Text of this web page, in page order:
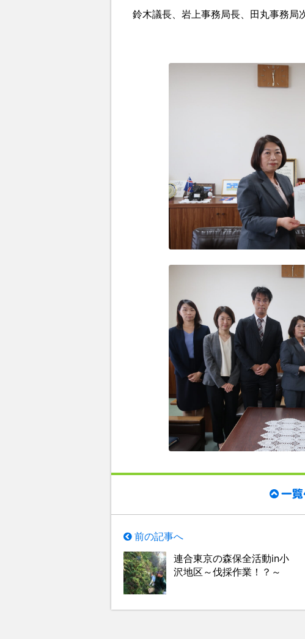
鈴木議長、岩上事務局長、田丸事務局
一
前の記事へ
連合東京の森保全活動in小
沢地区～伐採作業！？～